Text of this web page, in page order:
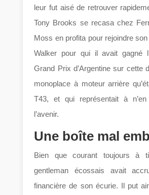
leur fut aisé de retrouver
Tony Brooks se recasa chez
Moss en profita pour rejoindre
Walker pour qui il avait gagné
Grand Prix d’Argentine sur cette
monoplace à moteur arrière
T43, et qui représentait à
l’avenir.
Une boîte mal
Bien que courant toujours à
gentleman écossais avait
financière de son écurie. Il put